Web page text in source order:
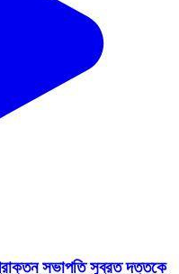
সভাপতি সুব্রত দত্তকে